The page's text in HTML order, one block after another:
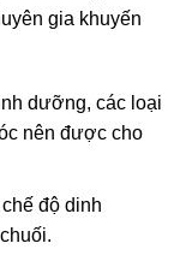
gia khuyến
dưỡng, các loại
nên được cho
độ dinh